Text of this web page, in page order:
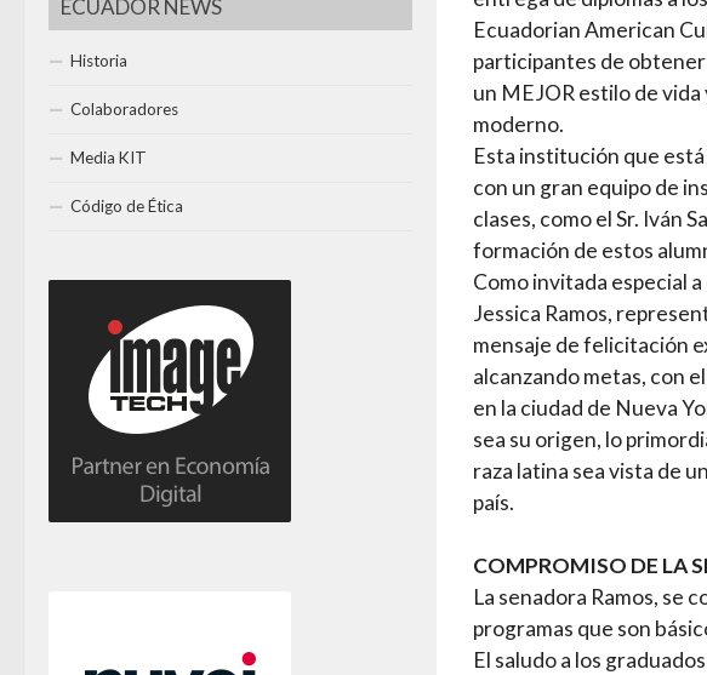
Ecuadorian American
participantes de
un MEJOR estilo de
moderno.
Esta institución que está
con un gran equipo de
clases, como el Sr. Iván
formación de estos
Como invitada especial
Jessica Ramos,
mensaje de felicitación
alcanzando metas, con
en la ciudad de Nueva
sea su origen, lo
raza latina sea vista de
país.
COMPROMISO DE LA
La senadora Ramos, se
programas que son
El saludo a los
ECUADOR NEWS
Historia
Colaboradores
Media KIT
Código de Ética